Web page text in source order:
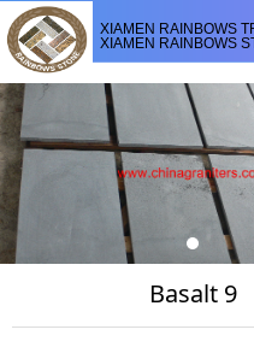
XIAMEN RAINBOWS
XIAMEN RAINBOWS
Basalt 9